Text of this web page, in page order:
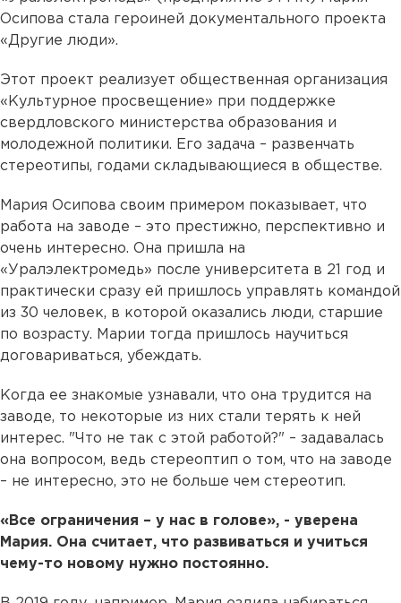
Осипова стала героиней документального проекта
«Другие люди».
Этот проект реализует общественная организация
«Культурное просвещение» при поддержке
свердловского министерства образования и
молодежной политики. Его задача – развенчать
стереотипы, годами складывающиеся в обществе.
Мария Осипова своим примером показывает, что
работа на заводе – это престижно, перспективно и
очень интересно. Она пришла на
«Уралэлектромедь» после университета в 21 год и
практически сразу ей пришлось управлять командой
из 30 человек, в которой оказались люди, старшие
по возрасту. Марии тогда пришлось научиться
договариваться, убеждать.
Когда ее знакомые узнавали, что она трудится на
заводе, то некоторые из них стали терять к ней
интерес. "Что не так с этой работой?" – задавалась
она вопросом, ведь стереоптип о том, что на заводе
– не интересно, это не больше чем стереотип.
«Все ограничения – у нас в голове», - уверена
Мария. Она считает, что развиваться и учиться
чему-то новому нужно постоянно.